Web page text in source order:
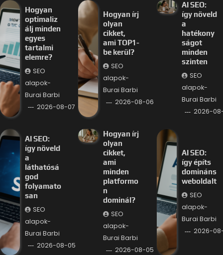
Hogyan
optimaliz
álj minden
egyes
tartalmi
elemre?
SEO
alapok-
Burai Barbi
2026-08-07
Hogyan írj
olyan
cikket,
ami TOP1-
be kerül?
SEO
alapok-
Burai Barbi
2026-08-06
AI SEO:
így növeld
a
hatékony
ságot
minden
szinten
SEO
alapok-
Burai Barbi
2026-
AI SEO:
így növeld
a
láthatósá
god
folyamato
san
SEO
alapok-
Burai Barbi
2026-08-05
Hogyan írj
olyan
cikket,
ami
minden
platformo
n
dominál?
SEO
alapok-
Burai Barbi
2026-08-05
AI SEO:
így építs
domináns
weboldalt
SEO
alapok-
Burai Barbi
2026-